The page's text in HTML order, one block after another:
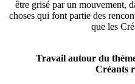
être grisé par un mouvement,
choses qui font partie des
que les
Travail autour du
Créants